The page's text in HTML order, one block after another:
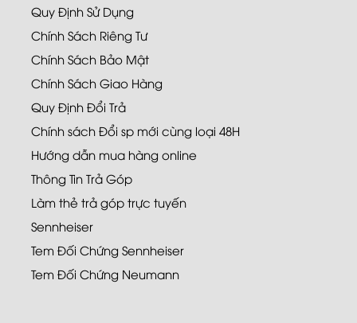
Quy Định Sử Dụng
Chính Sách Riêng Tư
Chính Sách Bảo Mật
Chính Sách Giao Hàng
Quy Định Đổi Trả
Chính sách Đổi sp mới cùng loại 48H
Hướng dẫn mua hàng online
Thông Tin Trả Góp
Làm thẻ trả góp trực tuyến
Sennheiser
Tem Đối Chứng Sennheiser
Tem Đối Chứng Neumann